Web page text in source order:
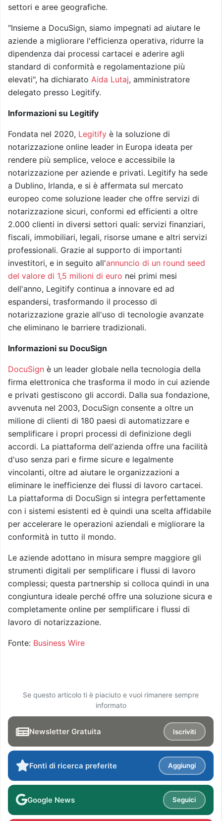
settori e aree geografiche.
"Insieme a DocuSign, siamo impegnati ad aiutare le
aziende a migliorare l'efficienza operativa, ridurre la
dipendenza dai processi cartacei e aderire agli
standard di conformità e regolamentazione più
elevati", ha dichiarato Aida Lutaj, amministratore
delegato presso Legitify.
Informazioni su Legitify
Fondata nel 2020, Legitify è la soluzione di
notarizzazione online leader in Europa ideata per
rendere più semplice, veloce e accessibile la
notarizzazione per aziende e privati. Legitify ha sede
a Dublino, Irlanda, e si è affermata sul mercato
europeo come soluzione leader che offre servizi di
notarizzazione sicuri, conformi ed efficienti a oltre
2.000 clienti in diversi settori quali: servizi finanziari,
fiscali, immobiliari, legali, risorse umane e altri servizi
professionali. Grazie al supporto di importanti
investitori, e in seguito all'annuncio di un round seed
del valore di 1,5 milioni di euro nei primi mesi
dell'anno, Legitify continua a innovare ed ad
espandersi, trasformando il processo di
notarizzazione grazie all'uso di tecnologie avanzate
che eliminano le barriere tradizionali.
Informazioni su DocuSign
DocuSign è un leader globale nella tecnologia della
firma elettronica che trasforma il modo in cui aziende
e privati ​​gestiscono gli accordi. Dalla sua fondazione,
avvenuta nel 2003, DocuSign consente a oltre un
milione di clienti di 180 paesi di automatizzare e
semplificare i propri processi di definizione degli
accordi. La piattaforma dell'azienda offre una facilità
d'uso senza pari e firme sicure e legalmente
vincolanti, oltre ad aiutare le organizzazioni a
eliminare le inefficienze dei flussi di lavoro cartacei.
La piattaforma di DocuSign si integra perfettamente
con i sistemi esistenti ed è quindi una scelta affidabile
per accelerare le operazioni aziendali e migliorare la
conformità in tutto il mondo.
Le aziende adottano in misura sempre maggiore gli
strumenti digitali per semplificare i flussi di lavoro
complessi; questa partnership si colloca quindi in una
congiuntura ideale perché offre una soluzione sicura e
completamente online per semplificare i flussi di
lavoro di notarizzazione.
Fonte: Business Wire
Se questo articolo ti è piaciuto e vuoi rimanere sempre
informato
Newsletter Gratuita Iscriviti
Fonti di ricerca preferite Aggiungi
Google News Seguici